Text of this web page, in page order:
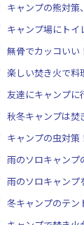
キャンプの熊対策
キャンプ場にトイ
無骨でカッコいい
楽しい焚き火で料
友達にキャンプに
秋冬キャンプは焚
キャンプの虫対策
雨のソロキャンプ
雨のソロキャンプ
冬キャンプのテン